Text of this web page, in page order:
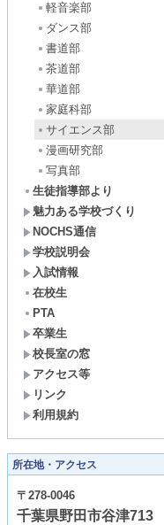
軽音楽部
ダンス部
書道部
茶道部
華道部
家庭科部
サイエンス部
漫画研究部
写真部
生徒指導部より
魅力ある学校づくり
NOCHS通信
学校説明会
入試情報
在校生
PTA
卒業生
校長室の窓
アクセス等
リンク
利用規約
所在地・アクセス
〒278-0046
千葉県野田市谷津713